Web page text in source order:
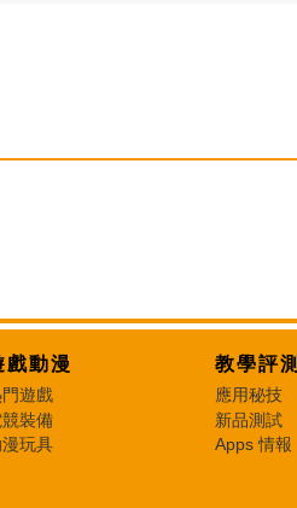
戲動漫
遊戲
競裝備
玩具
教學評測
應用秘技
新品測試
Apps 情報